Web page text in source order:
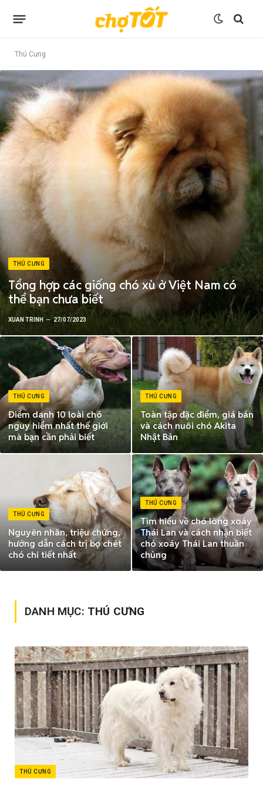
Thú Cưng
THÚ CƯNG
Tổng hợp các giống chó xù ở Việt Nam có
thể bạn chưa biết
XUAN TRINH 27/07/2023
THÚ CƯNG
Điểm danh 10 loài chó
nguy hiểm nhất thế giới
mà bạn cần phải biết
THÚ CƯNG
Toàn tập đặc điểm, giá bán
và cách nuôi chó Akita
Nhật Bản
THÚ CƯNG
Nguyên nhân, triệu chứng,
hướng dẫn cách trị bọ chét
chó chi tiết nhất
THÚ CƯNG
Tìm hiểu về chó lông xoáy
Thái Lan và cách nhận biết
chó xoáy Thái Lan thuần
chủng
DANH MỤC: THÚ CƯNG
THÚ CƯNG